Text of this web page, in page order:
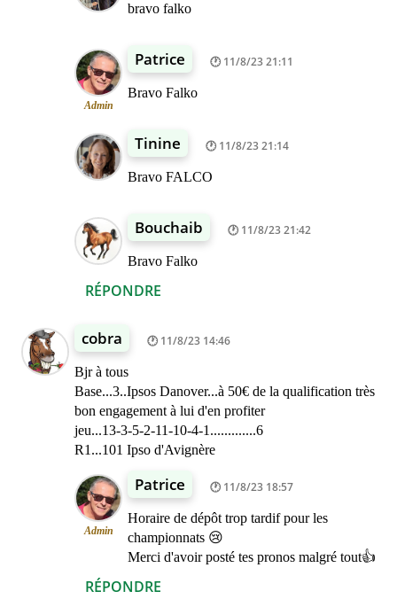
RÉPONDRE
bravo falko
Admin
Patrice 11/8/23 21:11
Bravo Falko
Tinine 11/8/23 21:14
Bravo FALCO
Bouchaib 11/8/23 21:42
Bravo Falko
cobra 11/8/23 14:46
Bjr à tous
Base...3..Ipsos Danover...à 50€ de la qualification très
bon engagement à lui d'en profiter
jeu...13-3-5-2-11-10-4-1.............6
R1...101 Ipso d'Avignère
RÉPONDRE
Admin
Patrice 11/8/23 18:57
Horaire de dépôt trop tardif pour les
championnats 😢
Merci d'avoir posté tes pronos malgré tout👍